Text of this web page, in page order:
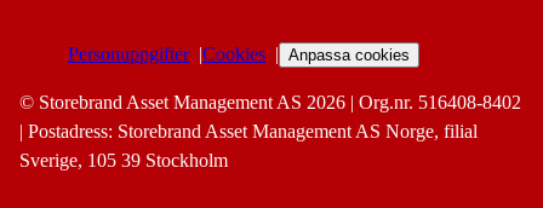
Personuppgifter Cookies Anpassa cookies
© Storebrand Asset Management AS 2026 | Org.nr. 516408-8402
| Postadress: Storebrand Asset Management AS Norge, filial
Sverige, 105 39 Stockholm